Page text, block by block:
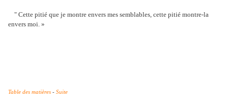
" Cette pitié que je montre envers mes semblables, cette pitié montre-la
envers moi. »
Table des matières - Suite